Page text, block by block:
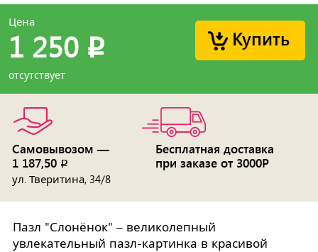
Купить
Цена
1 250 p
отсутствует
Самовывозом —
1 187,50 p
ул. Тверитина, 34/8
Бесплатная доставка
при заказе от 3000Р
Пазл "Слонёнок" – великолепный
увлекательный пазл-картинка в красивой